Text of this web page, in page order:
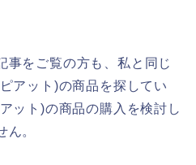
事をご覧の方も、私と同じ
アット)の商品を探してい
ット)の商品の購入を検討し
ん。